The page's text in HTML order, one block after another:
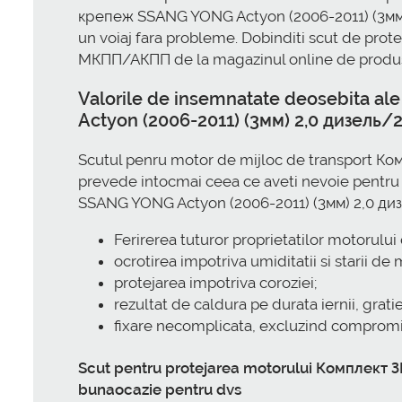
крепеж SSANG YONG Actyon (2006-2011)
un voiaj fara probleme. Dobinditi scut de
МКПП/АКПП de la magazinul online de
Valorile de insemnatate deosebita
Actyon (2006-2011) (3мм) 2,0
Scutul penru motor de mijloc de transport
prevede intocmai ceea ce aveti nevoie
SSANG YONG Actyon (2006-2011) (3мм)
Ferirerea tuturor proprietatilor
ocrotirea impotriva umiditatii si starii de
protejarea impotriva coroziei;
rezultat de caldura pe durata iernii,
fixare necomplicata, excluzind
Scut pentru protejarea motorului Комплект
bunaocazie pentru dvs